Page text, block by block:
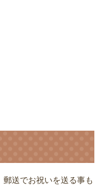
送でお祝いを送る事も